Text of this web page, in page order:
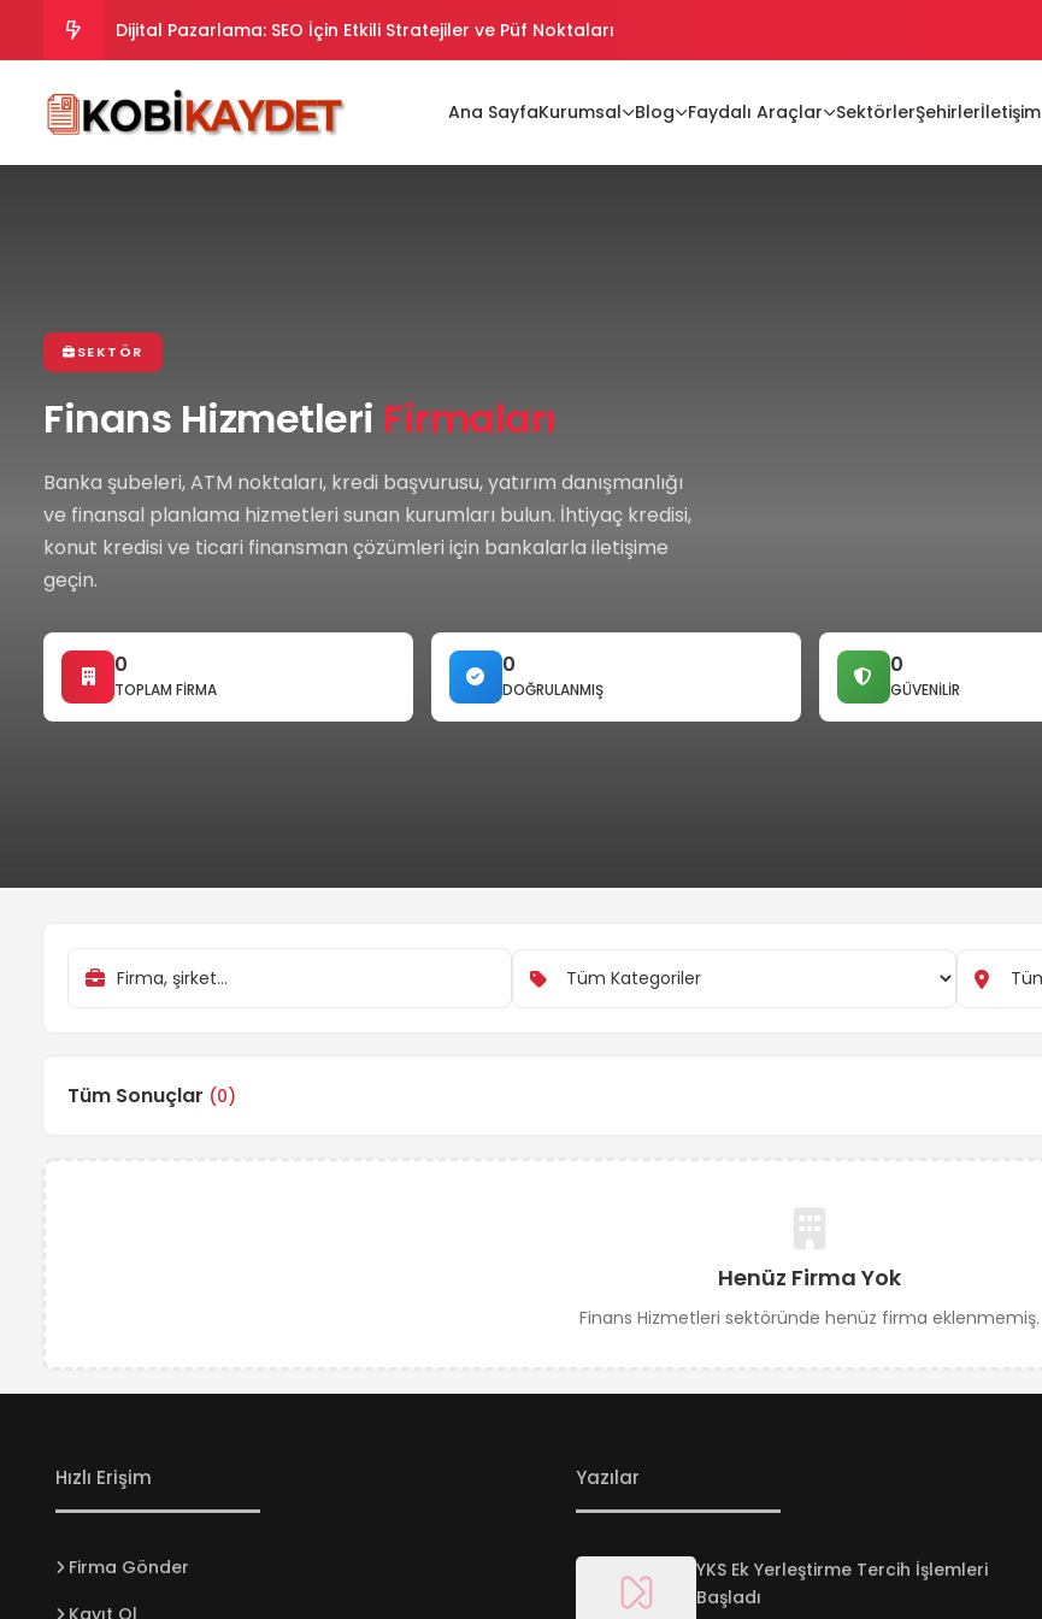
Dijital Pazarlama: SEO İçin Etkili Stratejiler ve Püf Noktaları
Dijital Pazarlama Stratejileri: SEO İpuçları ve Taktikler
Ana SayfaKurumsal Blog Faydalı Araçlar SektörlerŞehirlerİletişim
SEKTÖR
Finans Hizmetleri Firmaları
Banka şubeleri, ATM noktaları, kredi başvurusu, yatırım danışmanlığı
ve finansal planlama hizmetleri sunan kurumları bulun. İhtiyaç kredisi,
konut kredisi ve ticari finansman çözümleri için bankalarla iletişime
geçin.
0
TOPLAM FIRMA
0
DOĞRULANMIŞ
0
GÜVENILIR
Tüm Sonuçlar (0)
Henüz Firma Yok
Finans Hizmetleri sektöründe henüz firma eklenmemiş.
Hızlı Erişim
Firma Gönder
Kayıt Ol
Yazılar
YKS Ek Yerleştirme Tercih İşlemleri
Başladı